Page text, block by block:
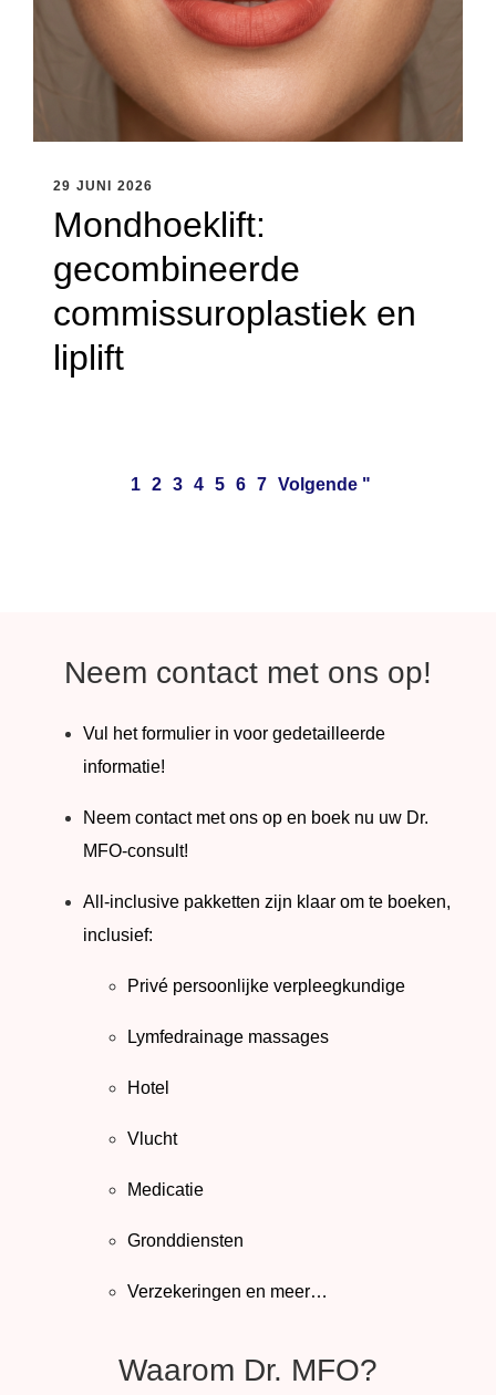
29 JUNI 2026
Mondhoeklift:
gecombineerde
commissuroplastiek en
liplift
1 2 3 4 5 6 7 Volgende "
Neem contact met ons op!
Vul het formulier in voor gedetailleerde
informatie!
Neem contact met ons op en boek nu uw Dr.
MFO-consult!
All-inclusive pakketten zijn klaar om te boeken,
inclusief:
Privé persoonlijke verpleegkundige
Lymfedrainage massages
Hotel
Vlucht
Medicatie
Gronddiensten
Verzekeringen en meer…
Waarom Dr. MFO?